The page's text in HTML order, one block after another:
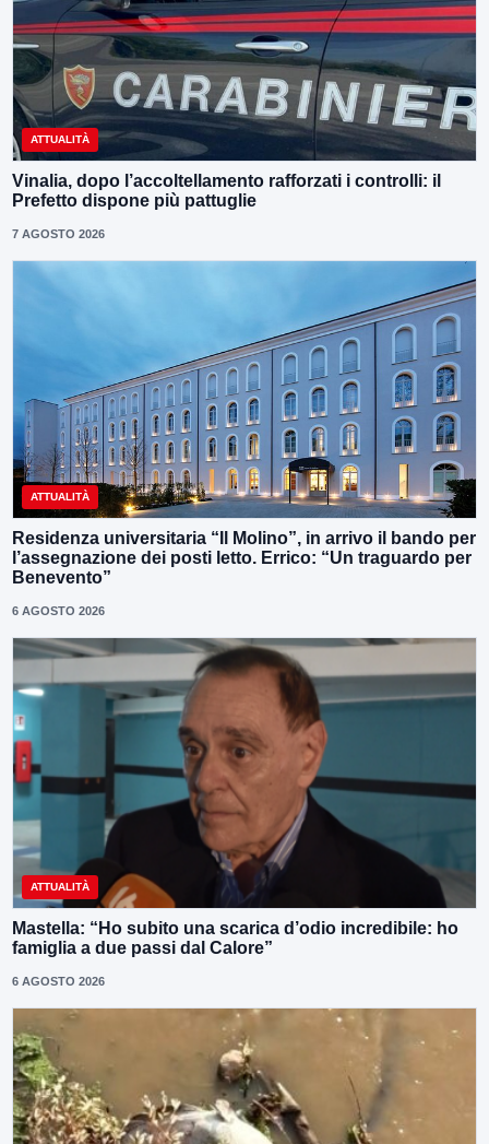
ATTUALITÀ
Vinalia, dopo l’accoltellamento rafforzati i controlli: il
Prefetto dispone più pattuglie
7 AGOSTO 2026
ATTUALITÀ
Residenza universitaria “Il Molino”, in arrivo il bando per
l’assegnazione dei posti letto. Errico: “Un traguardo per
Benevento”
6 AGOSTO 2026
ATTUALITÀ
Mastella: “Ho subito una scarica d’odio incredibile: ho
famiglia a due passi dal Calore”
6 AGOSTO 2026